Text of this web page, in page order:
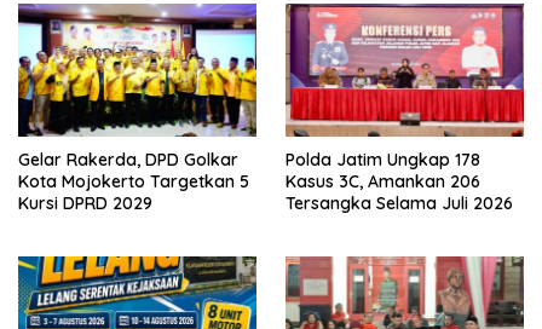
Gelar Rakerda, DPD Golkar
Kota Mojokerto Targetkan 5
Kursi DPRD 2029
Polda Jatim Ungkap 178
Kasus 3C, Amankan 206
Tersangka Selama Juli 2026